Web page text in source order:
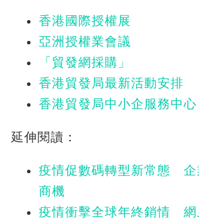
香港國際授權展
亞洲授權業會議
「貿發網採購」
香港貿發局最新活動安排
香港貿發局中小企服務中心
延伸閱讀：
疫情促數碼轉型新常態 企
商機
疫情衝擊全球年終銷情 網